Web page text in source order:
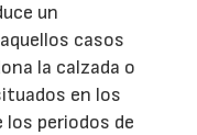
un
casos
la calzada o
en los
los periodos de